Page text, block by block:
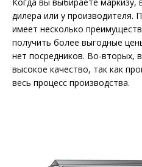
дилера или у производителя.
имеет несколько
получить более выгодные
нет посредников. Во-вторых,
высокое качество, так как
весь процесс производства.